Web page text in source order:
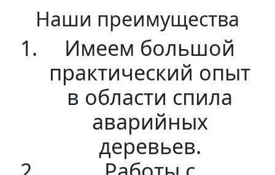
Наши преимущества
Имеем большой
практический опыт
в области спила
аварийных
деревьев.